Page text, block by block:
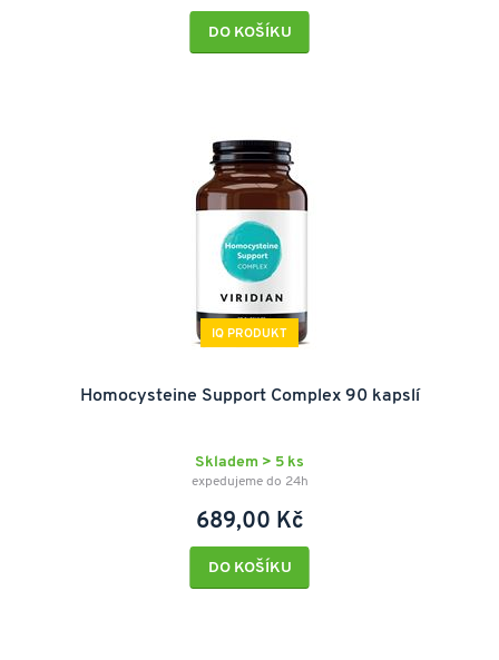
DO KOŠÍKU
IQ PRODUKT
Homocysteine Support Complex 90 kapslí
Skladem > 5 ks
expedujeme do 24h
689,00 Kč
DO KOŠÍKU